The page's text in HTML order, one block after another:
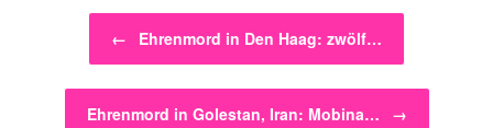
Beitragsnavigation
← Ehrenmord in Den Haag: zwölf…
Ehrenmord in Golestan, Iran: Mobina… →